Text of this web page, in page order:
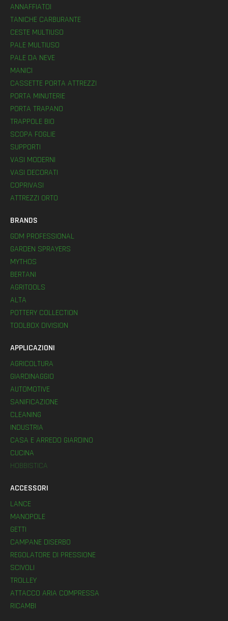
ANNAFFIATOI
TANICHE CARBURANTE
CESTE MULTIUSO
PALE MULTIUSO
PALE DA NEVE
MANICI
CASSETTE PORTA ATTREZZI
PORTA MINUTERIE
PORTA TRAPANO
TRAPPOLE BIO
SCOPA FOGLIE
SUPPORTI
VASI MODERNI
VASI DECORATI
COPRIVASI
ATTREZZI ORTO
BRANDS
GDM PROFESSIONAL
GARDEN SPRAYERS
MYTHOS
BERTANI
AGRITOOLS
ALTA
POTTERY COLLECTION
TOOLBOX DIVISION
APPLICAZIONI
AGRICOLTURA
GIARDINAGGIO
AUTOMOTIVE
SANIFICAZIONE
CLEANING
INDUSTRIA
CASA E ARREDO GIARDINO
CUCINA
HOBBISTICA
ACCESSORI
LANCE
MANOPOLE
GETTI
CAMPANE DISERBO
REGOLATORE DI PRESSIONE
SCIVOLI
TROLLEY
ATTACCO ARIA COMPRESSA
RICAMBI